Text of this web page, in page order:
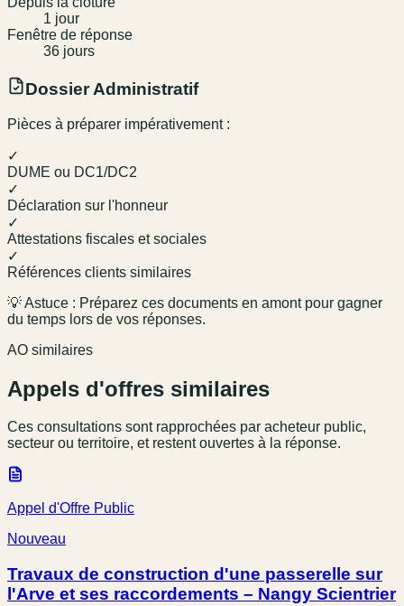
1 jour
Fenêtre de réponse
36 jours
Dossier Administratif
Pièces à préparer impérativement :
✓
DUME ou DC1/DC2
✓
Déclaration sur l'honneur
✓
Attestations fiscales et sociales
✓
Références clients similaires
💡 Astuce : Préparez ces documents en amont pour gagner
du temps lors de vos réponses.
AO similaires
Appels d'offres similaires
Ces consultations sont rapprochées par acheteur public,
secteur ou territoire, et restent ouvertes à la réponse.
Appel d'Offre Public
Nouveau
Travaux de construction d'une passerelle sur
l'Arve et ses raccordements – Nangy Scientrier